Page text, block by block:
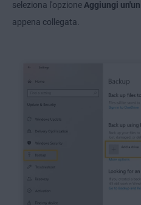
seleziona l'opzione Aggiungi
appena collegata.